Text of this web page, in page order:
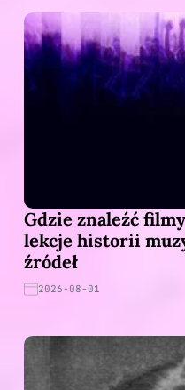
Gdzie znaleźć
lekcje historii
źródeł
2026-08-01